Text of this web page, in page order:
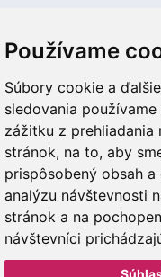
Používame
Súbory cookie a
sledovania
zážitku z prehliadania
stránok, na to, aby
prispôsobený obsah a
analýzu návštevnosti
stránok a na
návštevníci